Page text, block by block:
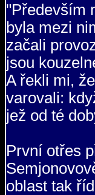
"Především
byla mezi
začali
jsou
A řekli mi,
varovali:
jež od té
První otřes
oblast tak